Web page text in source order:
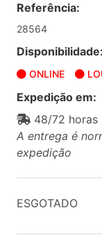
Referência:
28564
Disponibilidade:
ONLINE
Expedição em:
48/72 horas
A entrega é
expedição
ESGOTADO